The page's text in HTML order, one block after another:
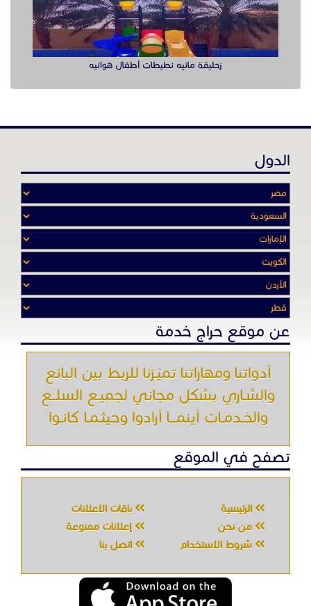
عن موقع حراج خدمة
أدواتنا ومهاراتنا تميّـزنا للربط بين البائع
والشـاري بشكل مجاني لجميـع السلــع
والخـدمـات أينمـــا أرادوا وحيثـمـا كانـوا
تصفح في الموقع
الرئيسية
باقات الإعلانات
شروط الاستخدام
اتصل بنا
لتقنية المعلومات